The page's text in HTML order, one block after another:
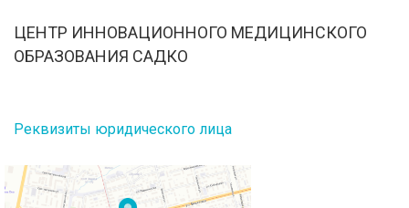
ЦЕНТР ИННОВАЦИОННОГО МЕДИЦИНСКОГО
ОБРАЗОВАНИЯ САДКО
Реквизиты юридического лица